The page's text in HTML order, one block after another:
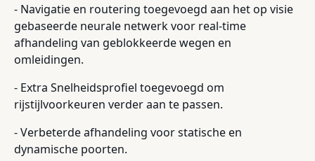
- Navigatie en routering toegevoegd aan het op visie
gebaseerde neurale netwerk voor real-time
afhandeling van geblokkeerde wegen en
omleidingen.
- Extra Snelheidsprofiel toegevoegd om
rijstijlvoorkeuren verder aan te passen.
- Verbeterde afhandeling voor statische en
dynamische poorten.